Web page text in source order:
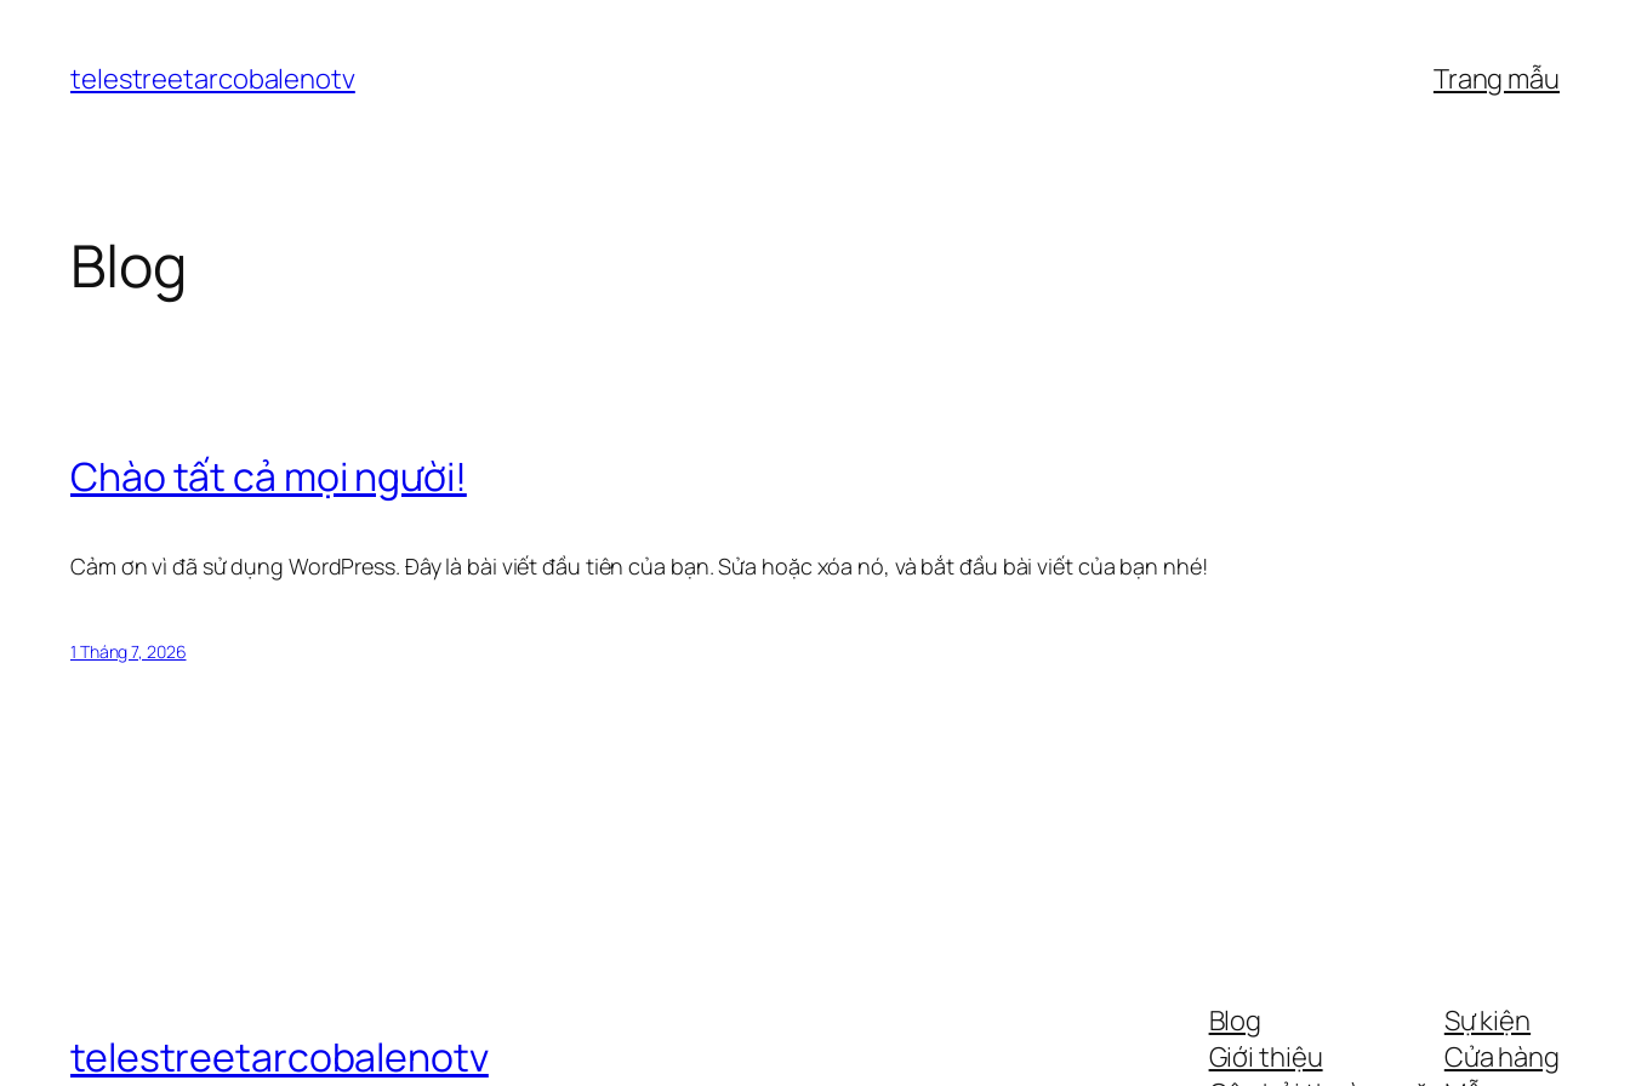
telestreetarcobalenotv Trang mẫu
Blog
Chào tất cả mọi người!
Cảm ơn vì đã sử dụng WordPress. Đây là bài viết đầu tiên của bạn. Sửa hoặc xóa nó, và bắt đầu bài viết của bạn nhé!
1 Tháng 7, 2026
telestreetarcobalenotv
Blog
Giới thiệu
Sự kiện
Cửa hàng